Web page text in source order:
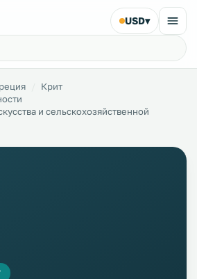
USD▾
Крит
и сельскохозяйственной